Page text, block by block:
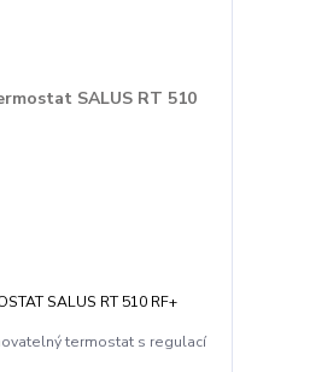
SALUS RT 510 RF+
termostat s regulací